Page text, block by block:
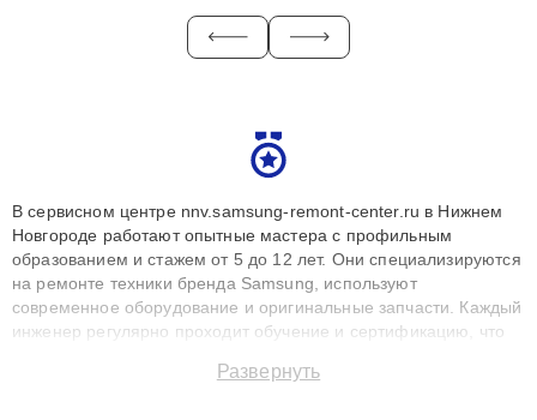
В сервисном центре nnv.samsung-remont-center.ru в Нижнем
Новгороде работают опытные мастера с профильным
образованием и стажем от 5 до 12 лет. Они специализируются
на ремонте техники бренда Samsung, используют
современное оборудование и оригинальные запчасти. Каждый
инженер регулярно проходит обучение и сертификацию, что
восстанавливать технику с сохранением гарантии до 3 лет.
Развернуть